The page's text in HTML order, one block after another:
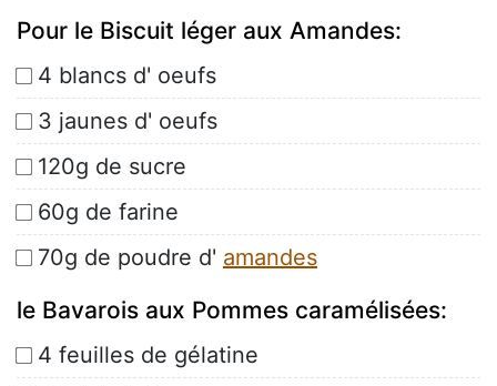
Pour le Biscuit léger aux Amandes:
4 blancs d' oeufs
3 jaunes d' oeufs
120g de sucre
60g de farine
70g de poudre d' amandes
le Bavarois aux Pommes caramélisées:
4 feuilles de gélatine